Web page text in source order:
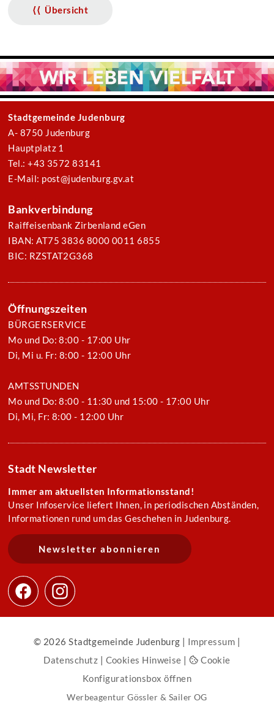
⟨⟨ Übersicht
Stadtgemeinde Judenburg
A- 8750 Judenburg
Hauptplatz 1
Tel.: +43 3572 83141
E-Mail: post@judenburg.gv.at
Bankverbindung
Raiffeisenbank Zirbenland eGen
IBAN: AT75 3836 8000 0011 6855
BIC: RZSTAT2G368
Öffnungszeiten
BÜRGERSERVICE
Mo und Do: 8:00 - 17:00 Uhr
Di, Mi u. Fr: 8:00 - 12:00 Uhr
AMTSSTUNDEN
Mo und Do: 8:00 - 11:30 und 15:00 - 17:00 Uhr
Di, Mi, Fr: 8:00 - 12:00 Uhr
Stadt Newsletter
Immer am aktuellsten Informationsstand!
Unser Infoservice liefert Ihnen, in periodischen Abständen,
Informationen rund um das Geschehen in Judenburg.
Newsletter abonnieren
© 2026 Stadtgemeinde Judenburg | Impressum |
Datenschutz | Cookies Hinweise |
Cookie
Konfigurationsbox öffnen
Werbeagentur Gössler & Sailer OG